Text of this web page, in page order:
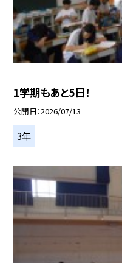
1学期もあと5日！
公開日 2026/07/13
3年